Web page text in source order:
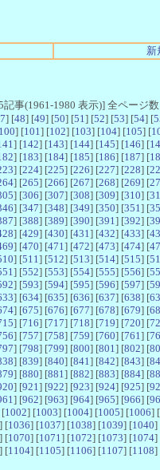
新
事(1961-1980 表示)] 全ページ
] [48] [49] [50] [51 ] [52] [53] [54] [
] [101 ] [102] [103] [104] [105] [
] [142] [143] [144] [145] [146] [
] [183] [184] [185] [186] [187] [
] [224] [225] [226] [227] [228] [
] [265] [266] [267] [268] [269] [
] [306] [307] [308] [309] [310] [
] [347] [348] [349] [350] [351 ] [
] [388] [389] [390] [391 ] [392] [
] [429] [430] [431 ] [432] [433] [
] [470] [471 ] [472] [473] [474] [
] [511 ] [512] [513] [514] [515] [
] [552] [553] [554] [555] [556] [
] [593] [594] [595] [596] [597] [
] [634] [635] [636] [637] [638] [
] [675] [676] [677] [678] [679] [
] [716] [717] [718] [719] [720] [
] [757] [758] [759] [760] [761 ] [
] [798] [799] [800] [801 ] [802] [
] [839] [840] [841 ] [842] [843] [
] [880] [881 ] [882] [883] [884] [
] [921 ] [922] [923] [924] [925] [
] [962] [963] [964] [965] [966] [
[1002] [1003] [1004] [1005] [1006] [
] [1036] [1037] [1038] [1039] [1040]
] [1070] [1071 ] [1072] [1073] [1074]
] [1104] [1105] [1106] [1107] [1108]